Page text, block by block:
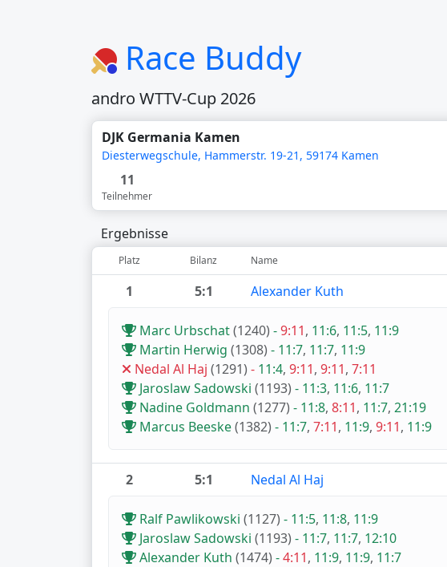
Race Buddy
andro WTTV-Cup 2026
DJK Germania Kamen
Diesterwegschule, Hammerstr. 19-21, 59174 Kamen
11
Teilnehmer
Ergebnisse
Platz Bilanz Name
1 5:1 Alexander Kuth
Marc Urbschat(1240) -9:11, 11:6, 11:5, 11:9
Martin Herwig (1308) - 11:7, 11:7, 11:9
Nedal Al Haj (1291) - 11:4, 9:11, 9:11, 7:11
Jaroslaw Sadowski (1193) - 11:3, 11:6, 11:7
Nadine Goldmann (1277) - 11:8, 8:11, 11:7, 21:19
Marcus Beeske(1382) - 11:7, 7:11, 11:9, 9:11, 11:9
2 5:1 Nedal Al Haj
Ralf Pawlikowski (1127) - 11:5, 11:8, 11:9
Jaroslaw Sadowski (1193) - 11:7, 11:7, 12:10
Alexander Kuth (1474) -4:11, 11:9, 11:9, 11:7